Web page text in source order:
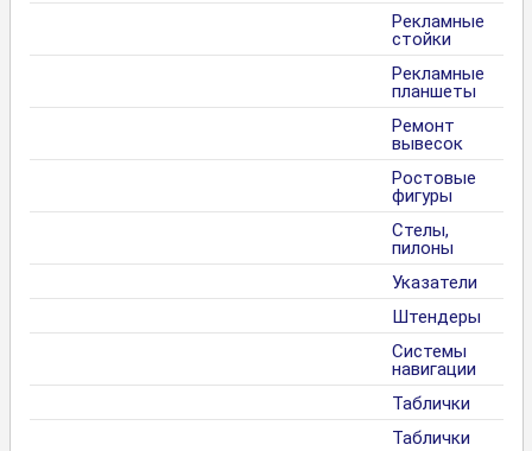
Рекламные
стойки
Рекламные
планшеты
Ремонт
вывесок
Ростовые
фигуры
Стелы,
пилоны
Указатели
Штендеры
Системы
навигации
Таблички
Таблички